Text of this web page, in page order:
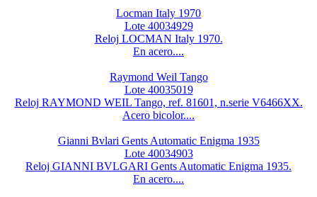
Locman Italy 1970
Lote 40034929
Reloj LOCMAN Italy 1970.
En acero....
Raymond Weil Tango
Lote 40035019
Reloj RAYMOND WEIL Tango, ref. 81601, n.serie V6466XX.
Acero bicolor....
Gianni Bvlari Gents Automatic Enigma 1935
Lote 40034903
Reloj GIANNI BVLGARI Gents Automatic Enigma 1935.
En acero....